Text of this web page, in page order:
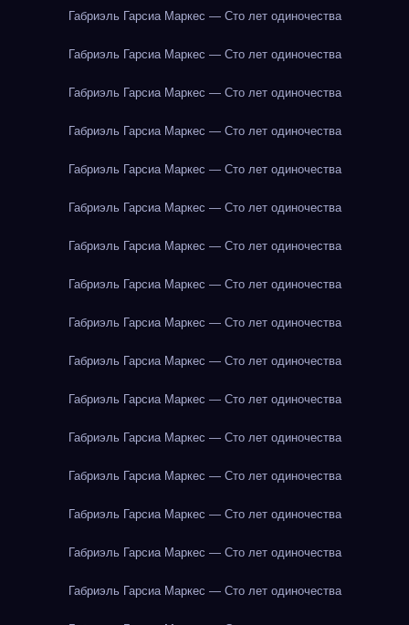
Габриэль Гарсиа Маркес — Сто лет одиночества
Габриэль Гарсиа Маркес — Сто лет одиночества
Габриэль Гарсиа Маркес — Сто лет одиночества
Габриэль Гарсиа Маркес — Сто лет одиночества
Габриэль Гарсиа Маркес — Сто лет одиночества
Габриэль Гарсиа Маркес — Сто лет одиночества
Габриэль Гарсиа Маркес — Сто лет одиночества
Габриэль Гарсиа Маркес — Сто лет одиночества
Габриэль Гарсиа Маркес — Сто лет одиночества
Габриэль Гарсиа Маркес — Сто лет одиночества
Габриэль Гарсиа Маркес — Сто лет одиночества
Габриэль Гарсиа Маркес — Сто лет одиночества
Габриэль Гарсиа Маркес — Сто лет одиночества
Габриэль Гарсиа Маркес — Сто лет одиночества
Габриэль Гарсиа Маркес — Сто лет одиночества
Габриэль Гарсиа Маркес — Сто лет одиночества